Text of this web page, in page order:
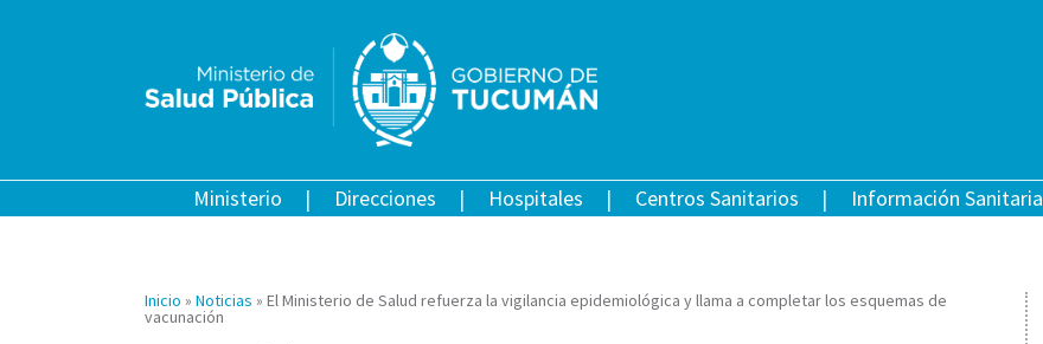
Ministerio Direcciones Hospitales Centros Sanitarios Información Sanitaria
Inicio » Noticias » El Ministerio de Salud refuerza la vigilancia epidemiológica y llama a completar los esquemas de
vacunación